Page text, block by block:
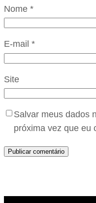
Nome *
E-mail *
Site
Salvar meus dados
próxima vez que eu